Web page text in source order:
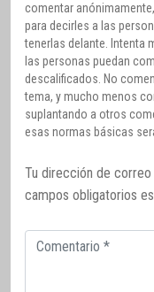
comentar
para decirles a las
tenerlas delante. Intenta
las personas puedan
descalificados. No
tema, y mucho menos
suplantando a otros
esas normas básicas
Tu dirección de
campos obligatorios
Comentario